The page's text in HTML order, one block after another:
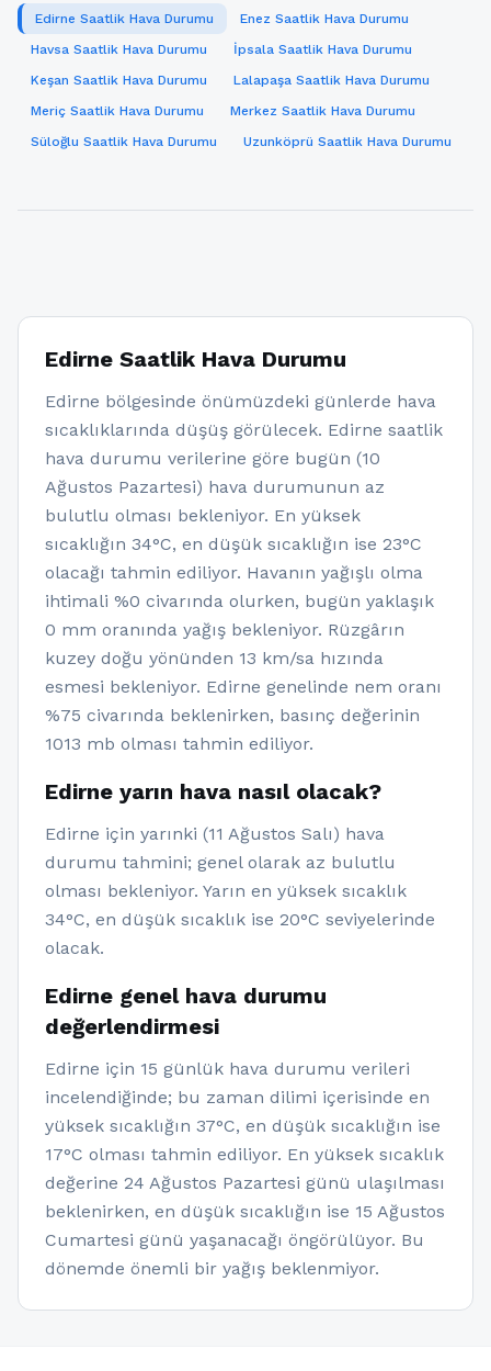
Edirne Saatlik Hava Durumu
Enez Saatlik Hava Durumu
Havsa Saatlik Hava Durumu
İpsala Saatlik Hava Durumu
Keşan Saatlik Hava Durumu
Lalapaşa Saatlik Hava Durumu
Meriç Saatlik Hava Durumu
Merkez Saatlik Hava Durumu
Süloğlu Saatlik Hava Durumu
Uzunköprü Saatlik Hava Durumu
Edirne Saatlik Hava Durumu
Edirne bölgesinde önümüzdeki günlerde hava
sıcaklıklarında düşüş görülecek. Edirne saatlik
hava durumu verilerine göre bugün (10
Ağustos Pazartesi) hava durumunun az
bulutlu olması bekleniyor. En yüksek
sıcaklığın 34°C, en düşük sıcaklığın ise 23°C
olacağı tahmin ediliyor. Havanın yağışlı olma
ihtimali %0 civarında olurken, bugün yaklaşık
0 mm oranında yağış bekleniyor. Rüzgârın
kuzey doğu yönünden 13 km/sa hızında
esmesi bekleniyor. Edirne genelinde nem oranı
%75 civarında beklenirken, basınç değerinin
1013 mb olması tahmin ediliyor.
Edirne yarın hava nasıl olacak?
Edirne için yarınki (11 Ağustos Salı) hava
durumu tahmini; genel olarak az bulutlu
olması bekleniyor. Yarın en yüksek sıcaklık
34°C, en düşük sıcaklık ise 20°C seviyelerinde
olacak.
Edirne genel hava durumu
değerlendirmesi
Edirne için 15 günlük hava durumu verileri
incelendiğinde; bu zaman dilimi içerisinde en
yüksek sıcaklığın 37°C, en düşük sıcaklığın ise
17°C olması tahmin ediliyor. En yüksek sıcaklık
değerine 24 Ağustos Pazartesi günü ulaşılması
beklenirken, en düşük sıcaklığın ise 15 Ağustos
Cumartesi günü yaşanacağı öngörülüyor. Bu
dönemde önemli bir yağış beklenmiyor.